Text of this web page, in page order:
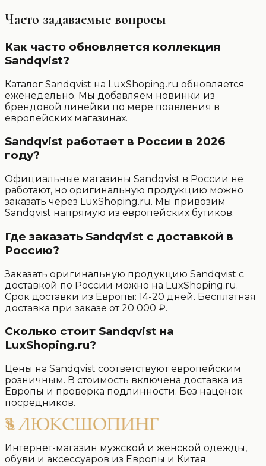
Часто задаваемые вопросы
Как часто обновляется коллекция
Sandqvist?
Каталог Sandqvist на LuxShoping.ru обновляется
еженедельно. Мы добавляем новинки из
брендовой линейки по мере появления в
европейских магазинах.
Sandqvist работает в России в 2026
году?
Официальные магазины Sandqvist в России не
работают, но оригинальную продукцию можно
заказать через LuxShoping.ru. Мы привозим
Sandqvist напрямую из европейских бутиков.
Где заказать Sandqvist с доставкой в
Россию?
Заказать оригинальную продукцию Sandqvist с
доставкой по России можно на LuxShoping.ru.
Срок доставки из Европы: 14-20 дней. Бесплатная
доставка при заказе от 20 000 ₽.
Сколько стоит Sandqvist на
LuxShoping.ru?
Цены на Sandqvist соответствуют европейским
розничным. В стоимость включена доставка из
Европы и проверка подлинности. Без наценок
посредников.
Интернет-магазин мужской и женской одежды,
обуви и аксессуаров из Европы и Китая.